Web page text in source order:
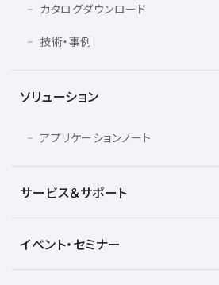
カタログダウンロード
技術・事例
ソリューション
アプリケーションノート
サービス＆サポート
イベント・セミナー